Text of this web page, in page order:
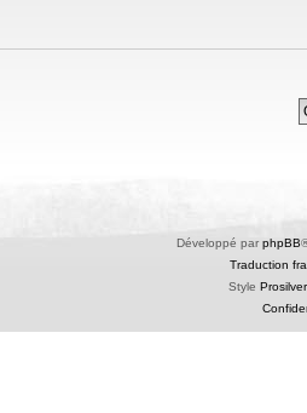
Développé par phpBB
Traduction
Style